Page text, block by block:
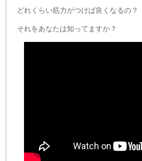
どれくらい筋力がつけば良くなるの？
それをあなたは知ってますか？